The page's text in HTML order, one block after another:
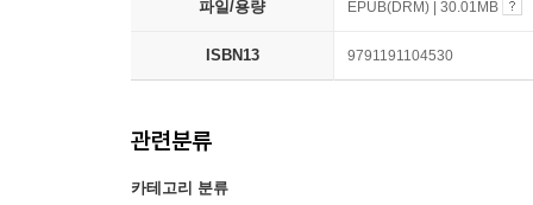
파일/용량 EPUB(DRM) | 30.01MB
ISBN13 9791191104530
관련분류
카테고리 분류